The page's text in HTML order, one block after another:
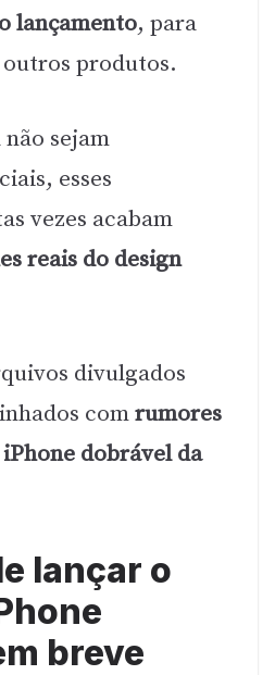
lançamento, para
produtos.
sejam
esses
vezes acabam
reais do design
divulgados
comrumores
dobrável da
lançar o
breve